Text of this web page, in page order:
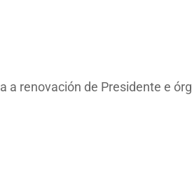
renovación de Presidente e